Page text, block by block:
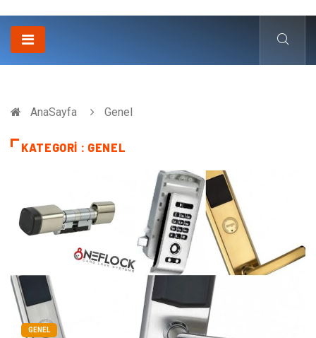
AnaSayfa Genel
KATEGORI : GENEL
GENEL